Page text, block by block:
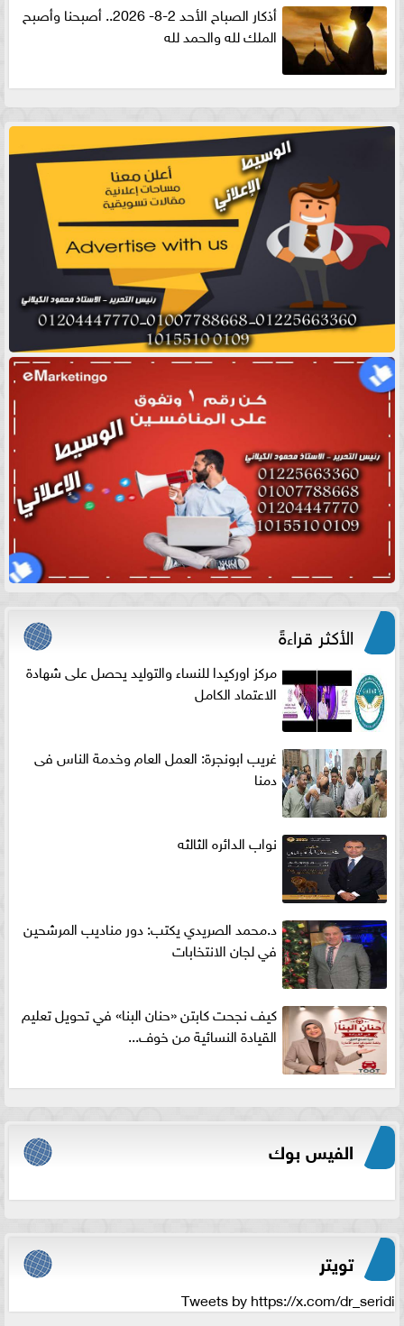
أذكار الصباح الأحد 2-8- 2026.. أصبحنا وأصبح
الملك لله والحمد لله
الأكثر قراءةً
مركز اوركيدا للنساء والتوليد يحصل على شهادة
الاعتماد الكامل
غريب ابونجرة: العمل العام وخدمة الناس فى
دمنا
نواب الدائره الثالثه
د.محمد الصريدي يكتب: دور مناديب المرشحين
في لجان الانتخابات
كيف نجحت كابتن «حنان البنا» في تحويل تعليم
القيادة النسائية من خوف...
الفيس بوك
تويتر
Tweets by https://x.com/dr_seridi